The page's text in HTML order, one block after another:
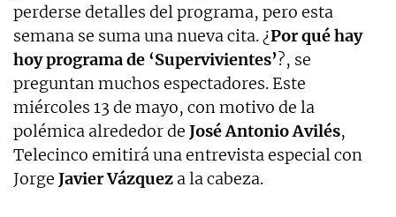
perderse detalles del programa, pero esta
semana se suma una nueva cita. ¿Por qué hay
hoy programa de ‘Supervivientes’?, se
preguntan muchos espectadores. Este
miércoles 13 de mayo, con motivo de la
polémica alrededor de José AntonioAvilés,
Telecinco emitirá una entrevista especial con
Jorge Javier Vázquez a la cabeza.